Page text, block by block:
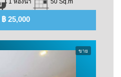
1 ห้องน้ำ 50 Sq.m
฿ 25,000
ขาย